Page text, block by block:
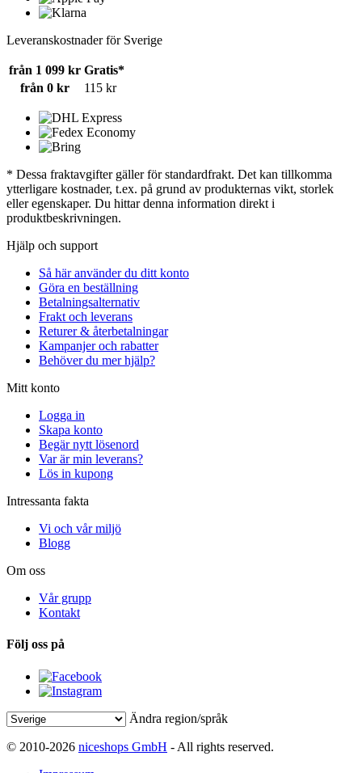
Leveranskostnader för Sverige
från 1 099 kr Gratis*
från 0 kr
115 kr
* Dessa fraktavgifter gäller för standardfrakt. Det kan tillkomma
ytterligare kostnader, t.ex. på grund av produkternas vikt, storlek
eller egenskaper. Du hittar denna information direkt i
produktbeskrivningen.
Hjälp och support
Så här använder du ditt konto
Göra en beställning
Betalningsalternativ
Frakt och leverans
Returer & återbetalningar
Kampanjer och rabatter
Behöver du mer hjälp?
Mitt konto
Logga in
Skapa konto
Begär nytt lösenord
Var är min leverans?
Lös in kupong
Intressanta fakta
Vi och vår miljö
Blogg
Om oss
Vår grupp
Kontakt
Följ oss på
Ändra region/språk
© 2010-2026 niceshops GmbH - All rights reserved.